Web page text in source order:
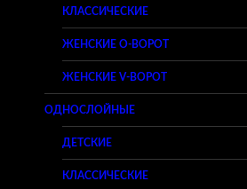
КЛАССИЧЕСКИЕ
ЖЕНСКИЕ O-ВОРОТ
ЖЕНСКИЕ V-ВОРОТ
ОДНОСЛОЙНЫЕ
ДЕТСКИЕ
КЛАССИЧЕСКИЕ